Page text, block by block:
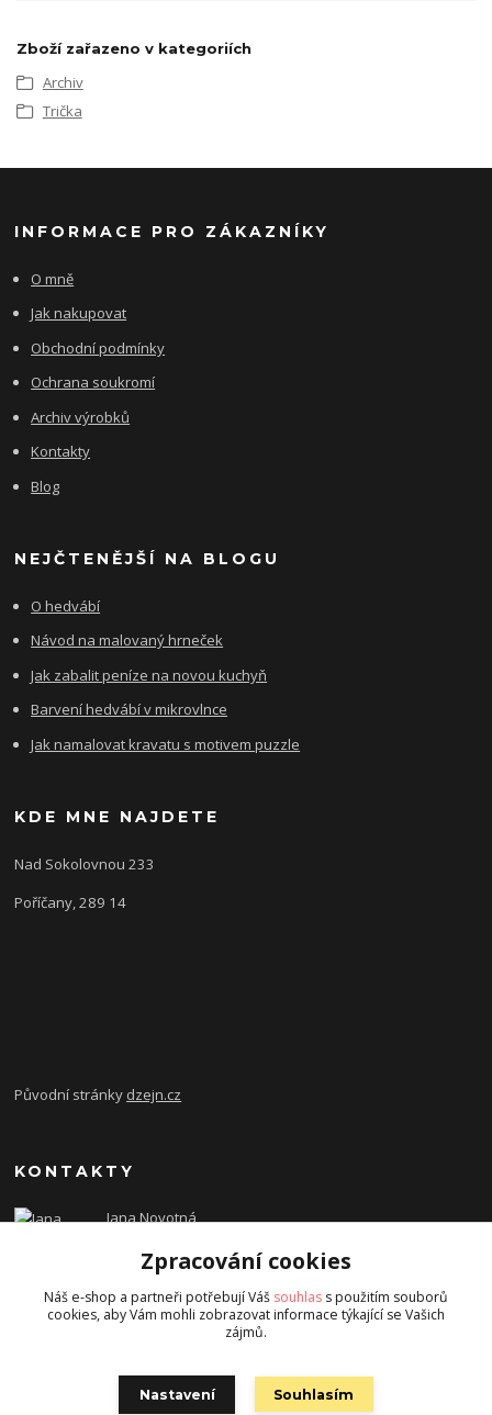
Zboží zařazeno v kategoriích
Archiv
Trička
INFORMACE PRO ZÁKAZNÍKY
O mně
Jak nakupovat
Obchodní podmínky
Ochrana soukromí
Archiv výrobků
Kontakty
Blog
NEJČTENĚJŠÍ NA BLOGU
O hedvábí
Návod na malovaný hrneček
Jak zabalit peníze na novou kuchyň
Barvení hedvábí v mikrovlnce
Jak namalovat kravatu s motivem puzzle
KDE MNE NAJDETE
Nad Sokolovnou 233
Poříčany, 289 14
Původní stránky dzejn.cz
KONTAKTY
Jana Novotná
dzejn.n@email.cz
Zpracování cookies
Náš e-shop a partneři potřebují Váš souhlas s použitím souborů
cookies, aby Vám mohli zobrazovat informace týkající se Vašich
zájmů.
Nastavení Souhlasím